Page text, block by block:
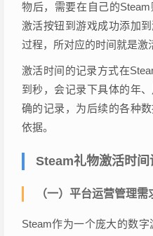
物后，需要在自己的
激活按钮到游戏成功添加
过程，所对应的时间就是激
激活时间的记录方式在
到秒，会记录下具体的年
确的记录，为后续的各种
依据。
Steam礼物激活时间
（一）平台运营管理需
Steam作为一个庞大的数